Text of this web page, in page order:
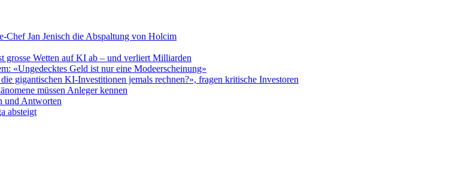
Chef Jan Jenisch die Abspaltung von Holcim
grosse Wetten auf KI ab – und verliert Milliarden
«Ungedecktes Geld ist nur eine Modeerscheinung»
gigantischen KI-Investitionen jemals rechnen?», fragen kritische Investoren
müssen Anleger kennen
und Antworten
absteigt